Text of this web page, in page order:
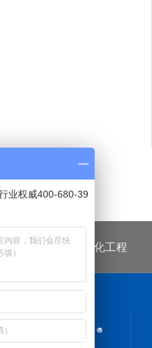
无尘车间净化工程
业权威400-680-39